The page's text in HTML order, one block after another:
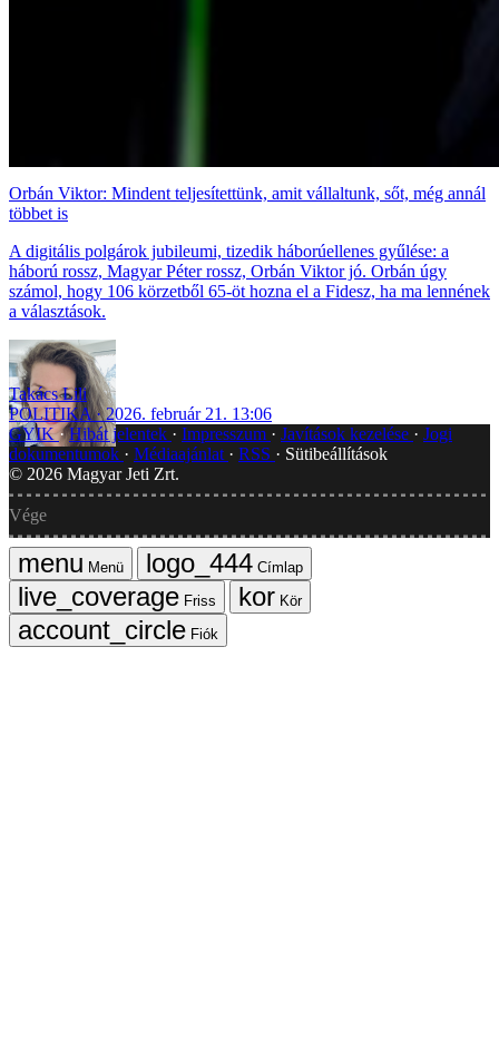
Orbán Viktor: Mindent teljesítettünk, amit vállaltunk, sőt, még annál
többet is
A digitális polgárok jubileumi, tizedik háborúellenes gyűlése: a
háború rossz, Magyar Péter rossz, Orbán Viktor jó. Orbán úgy
számol, hogy 106 körzetből 65-öt hozna el a Fidesz, ha ma lennének
a választások.
Takács Lili
POLITIKA
2026. február 21. 13:06
GYIK Hibát jelentek Impresszum Javítások kezelése
Jogi
dokumentumok
Médiaajánlat RSS
Sütibeállítások
© 2026 Magyar Jeti Zrt.
Vége
Menü
Címlap
Friss
Kör
Fiók